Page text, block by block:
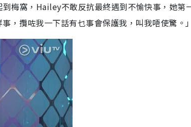
梅窩，Hailey不敢反抗最終遇到不愉快事，她第
，攬咗我一下話有乜事會保護我，叫我唔使驚。」